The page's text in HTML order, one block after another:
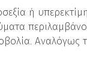
ή
Αναλόγως